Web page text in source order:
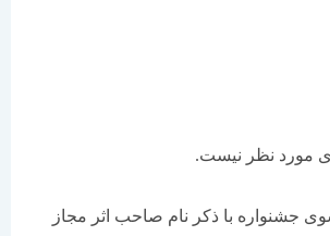
مورد نظر نیست.
سوی جشنواره با ذکر نام صاحب اثر مجاز